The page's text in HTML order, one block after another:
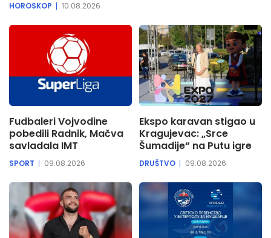
HOROSKOP 10.08.2026
Fudbaleri Vojvodine
pobedili Radnik, Mačva
savladala IMT
SPORT 09.08.2026
Ekspo karavan stigao u
Kragujevac: „Srce
Šumadije“ na Putu igre
DRUŠTVO 09.08.2026